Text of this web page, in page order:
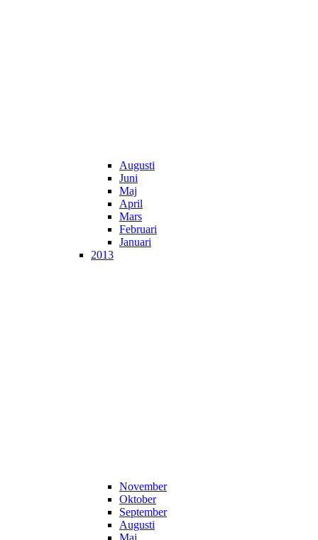
Augusti
Juni
Maj
April
Mars
Februari
Januari
2013
November
Oktober
September
Augusti
Maj